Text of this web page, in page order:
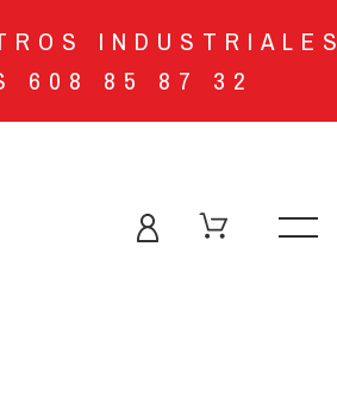
INDUSTRIALES
608 85 87 32